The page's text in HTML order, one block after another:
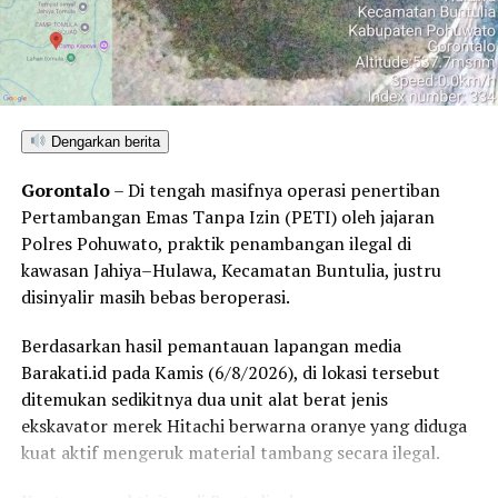
Dengarkan berita
Gorontalo– Di tengah masifnya operasi penertiban
Pertambangan Emas Tanpa Izin (PETI) oleh jajaran
Polres Pohuwato, praktik penambangan ilegal di
kawasan Jahiya–Hulawa, Kecamatan Buntulia, justru
disinyalir masih bebas beroperasi.
Berdasarkan hasil pemantauan lapangan media
Barakati.id pada Kamis (6/8/2026), di lokasi tersebut
ditemukan sedikitnya dua unit alat berat jenis
ekskavator merek Hitachi berwarna oranye yang diduga
kuat aktif mengeruk material tambang secara ilegal.